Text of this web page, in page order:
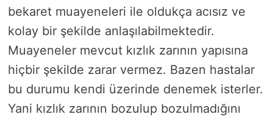
bekaret muayeneleri ile oldukça acısız ve
kolay bir şekilde anlaşılabilmektedir.
Muayeneler mevcut kızlık zarının yapısına
hiçbir şekilde zarar vermez. Bazen hastalar
bu durumu kendi üzerinde denemek isterler.
Yani kızlık zarının bozulup bozulmadığını